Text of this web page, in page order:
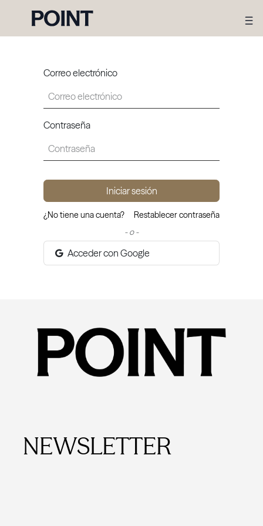
Correo electrónico
Contraseña
Iniciar sesión
¿No tiene una cuenta?
Restablecer contraseña
- o -
Acceder con Google
​NEWSLETTER